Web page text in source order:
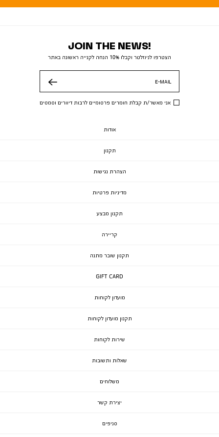
JOIN THE NEWS!
הצטרפו לניוזלטר וקבלו 10% הנחה לקנייה ראשונה באתר
E-MAIL
אני מאשר/ת קבלת חומרים פרסומיים לרבות דיוורים וסמסים
אודות
תקנון
הצהרת נגישות
מדיניות פרטיות
תקנון מבצע
קריירה
תקנון שובר מתנה
GIFT CARD
מועדון לקוחות
תקנון מועדון לקוחות
שירות לקוחות
שאלות ותשובות
משלוחים
יצירת קשר
סניפים